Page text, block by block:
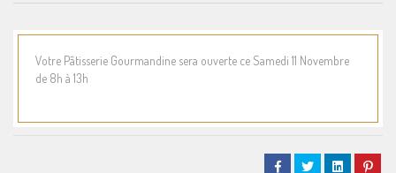
Votre Pâtisserie Gourmandine sera ouverte ce Samedi 11 Novembre
de 8h à 13h